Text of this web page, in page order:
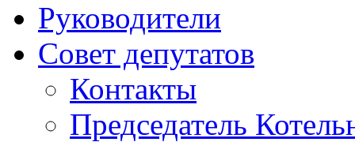
Руководители
Совет депутатов
Контакты
Председатель